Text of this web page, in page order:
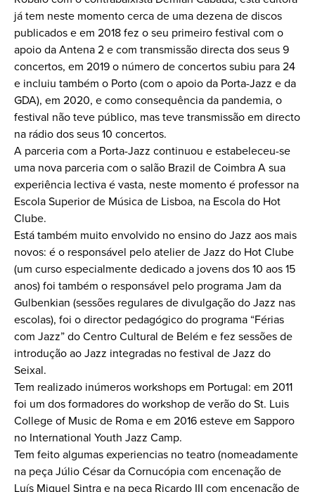
já tem neste momento cerca de uma dezena de discos
publicados e em 2018 fez o seu primeiro festival com o
apoio da Antena 2 e com transmissão directa dos seus 9
concertos, em 2019 o número de concertos subiu para 24
e incluiu também o Porto (com o apoio da Porta-Jazz e da
GDA), em 2020, e como consequência da pandemia, o
festival não teve público, mas teve transmissão em directo
na rádio dos seus 10 concertos.
A parceria com a Porta-Jazz continuou e estabeleceu-se
uma nova parceria com o salão Brazil de Coimbra A sua
experiência lectiva é vasta, neste momento é professor na
Escola Superior de Música de Lisboa, na Escola do Hot
Clube.
Está também muito envolvido no ensino do Jazz aos mais
novos: é o responsável pelo atelier de Jazz do Hot Clube
(um curso especialmente dedicado a jovens dos 10 aos 15
anos) foi também o responsável pelo programa Jam da
Gulbenkian (sessões regulares de divulgação do Jazz nas
escolas), foi o director pedagógico do programa “Férias
com Jazz” do Centro Cultural de Belém e fez sessões de
introdução ao Jazz integradas no festival de Jazz do
Seixal.
Tem realizado inúmeros workshops em Portugal: em 2011
foi um dos formadores do workshop de verão do St. Luis
College of Music de Roma e em 2016 esteve em Sapporo
no International Youth Jazz Camp.
Tem feito algumas experiencias no teatro (nomeadamente
na peça Júlio César da Cornucópia com encenação de
Luís Miguel Sintra e na peça Ricardo III com encenação de